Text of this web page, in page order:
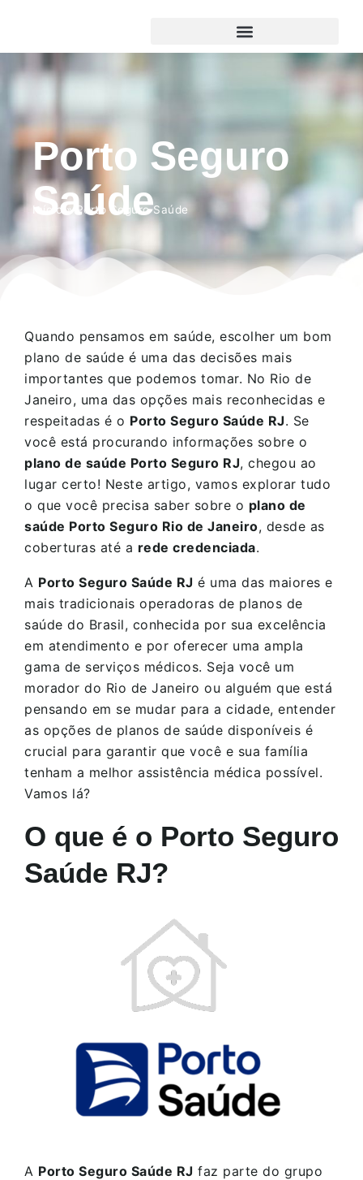
Porto Seguro
Saúde
Início » Porto Seguro Saúde
Quando pensamos em saúde, escolher um bom
plano de saúde é uma das decisões mais
importantes que podemos tomar. No Rio de
Janeiro, uma das opções mais reconhecidas e
respeitadas é o Porto Seguro Saúde RJ. Se
você está procurando informações sobre o
plano de saúde Porto Seguro RJ, chegou ao
lugar certo! Neste artigo, vamos explorar tudo
o que você precisa saber sobre o plano de
saúde Porto Seguro Rio de Janeiro, desde as
coberturas até a rede credenciada.
A Porto Seguro Saúde RJ é uma das maiores e
mais tradicionais operadoras de planos de
saúde do Brasil, conhecida por sua excelência
em atendimento e por oferecer uma ampla
gama de serviços médicos. Seja você um
morador do Rio de Janeiro ou alguém que está
pensando em se mudar para a cidade, entender
as opções de planos de saúde disponíveis é
crucial para garantir que você e sua família
tenham a melhor assistência médica possível.
Vamos lá?
O que é o Porto Seguro
Saúde RJ?
A Porto Seguro Saúde RJ faz parte do grupo